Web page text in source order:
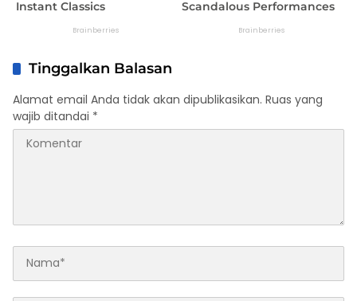
Tinggalkan Balasan
Alamat email Anda tidak akan dipublikasikan. Ruas yang
wajib ditandai *